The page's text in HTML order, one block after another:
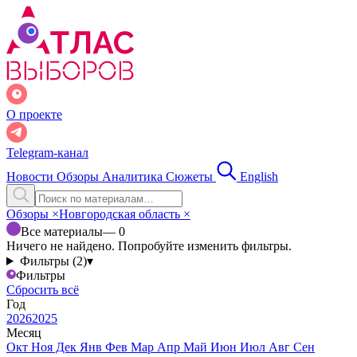
О проекте
Telegram-канал
Новости Обзоры Аналитика Сюжеты English
Обзоры ×Новгородская область ×
Все материалы— 0
Ничего не найдено. Попробуйте изменить фильтры.
Фильтры (2)▾
Фильтры
Сбросить всё
Год
20262025
Месяц
Окт Ноя Дек Янв Фев Мар Апр Май Июн Июл Авг Сен